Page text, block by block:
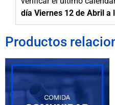
día Viernes 12 de Abril a
Productos